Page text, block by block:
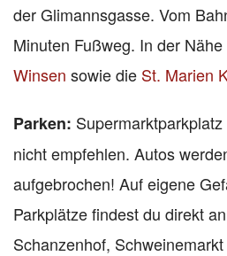
der Glimannsgasse. Vom
Minuten Fußweg. In der
Winsen sowie die St. Marien
Parken: Supermarktparkplatz
nicht empfehlen. Autos
aufgebrochen! Auf eigene
Parkplätze findest du direkt
Schanzenhof,